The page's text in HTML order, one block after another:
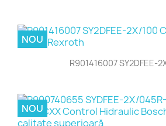
R901416007 SY2DFEE-
NOU
NOU